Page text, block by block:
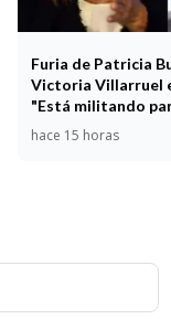
Furia de Patricia
Victoria Villarruel
"Está militando
hace 15 horas